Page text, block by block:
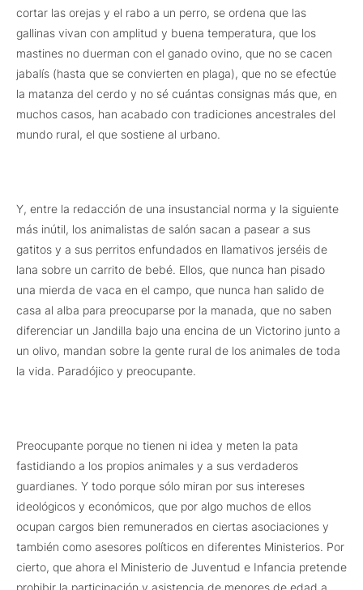
cortar las orejas y el rabo a un perro, se ordena que las
gallinas vivan con amplitud y buena temperatura, que los
mastines no duerman con el ganado ovino, que no se cacen
jabalís (hasta que se convierten en plaga), que no se efectúe
la matanza del cerdo y no sé cuántas consignas más que, en
muchos casos, han acabado con tradiciones ancestrales del
mundo rural, el que sostiene al urbano.
Y, entre la redacción de una insustancial norma y la siguiente
más inútil, los animalistas de salón sacan a pasear a sus
gatitos y a sus perritos enfundados en llamativos jerséis de
lana sobre un carrito de bebé. Ellos, que nunca han pisado
una mierda de vaca en el campo, que nunca han salido de
casa al alba para preocuparse por la manada, que no saben
diferenciar un Jandilla bajo una encina de un Victorino junto a
un olivo, mandan sobre la gente rural de los animales de toda
la vida. Paradójico y preocupante.
Preocupante porque no tienen ni idea y meten la pata
fastidiando a los propios animales y a sus verdaderos
guardianes. Y todo porque sólo miran por sus intereses
ideológicos y económicos, que por algo muchos de ellos
ocupan cargos bien remunerados en ciertas asociaciones y
también como asesores políticos en diferentes Ministerios. Por
cierto, que ahora el Ministerio de Juventud e Infancia pretende
prohibir la participación y asistencia de menores de edad a